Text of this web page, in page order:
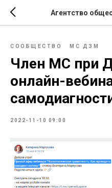
Агентство
СООБЩЕСТВО МС ДЗМ
Член МС при
онлайн-
2022-11-10 09:00